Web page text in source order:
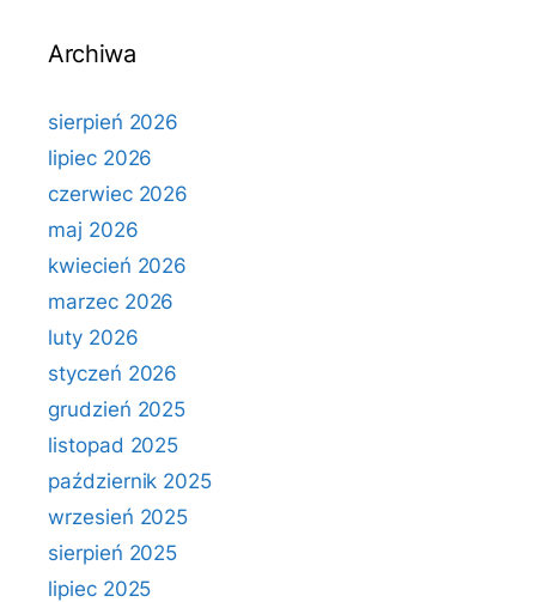
Archiwa
sierpień 2026
lipiec 2026
czerwiec 2026
maj 2026
kwiecień 2026
marzec 2026
luty 2026
styczeń 2026
grudzień 2025
listopad 2025
październik 2025
wrzesień 2025
sierpień 2025
lipiec 2025